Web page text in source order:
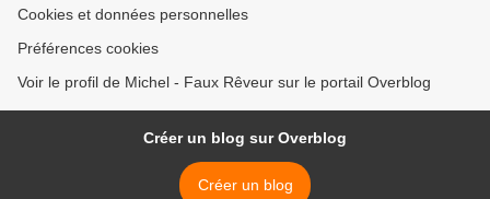
Cookies et données personnelles
Préférences cookies
Voir le profil de Michel - Faux Rêveur sur le portail Overblog
Créer un blog sur Overblog
Créer un blog